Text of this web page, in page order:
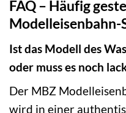
FAQ – Häufig
Modelleisenbahn-
Ist das Modell des
oder muss es noch
Der MBZ
wird in einer